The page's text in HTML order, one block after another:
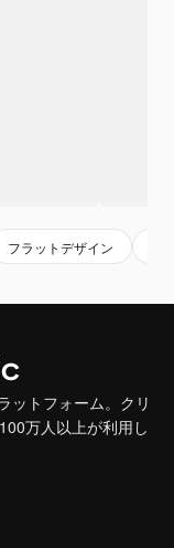
フラットデザイン
ットフォーム。クリ
万人以上が利用し